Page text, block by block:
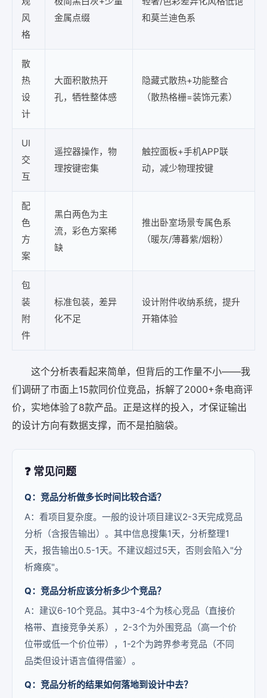
风
格
金属点缀
和莫兰迪色系
散
热
设
计
大面积散热开
孔，牺牲整体感
隐藏式散热+功能整合
（散热格栅=装饰元素）
UI
交
互
遥控器操作，物
理按键密集
触控面板+手机APP联
动，减少物理按键
配
色
方
案
黑白两色为主
流，彩色方案稀
缺
推出卧室场景专属色系
（暖灰/薄暮紫/烟粉）
包
装
附
件
标准包装，差异
化不足
设计附件收纳系统，提升
开箱体验
这个分析表看起来简单，但背后的工作量不小——我
们调研了市面上15款同价位竞品，拆解了2000+条电商评
价，实地体验了8款产品。正是这样的投入，才保证输出
的设计方向有数据支撑，而不是拍脑袋。
❓ 常见问题
Q：竞品分析做多长时间比较合适？
A：看项目复杂度。一般的设计项目建议2-3天完成竞品
分析（含报告输出）。其中信息搜集1天，分析整理1
天，报告输出0.5-1天。不建议超过5天，否则会陷入"分
析瘫痪"。
Q：竞品分析应该分析多少个竞品？
A：建议6-10个竞品。其中3-4个为核心竞品（直接价
格带、直接竞争关系），2-3个为外围竞品（高一个价
位带或低一个价位带），1-2个为跨界参考竞品（不同
品类但设计语言值得借鉴）。
Q：竞品分析的结果如何落地到设计中去？